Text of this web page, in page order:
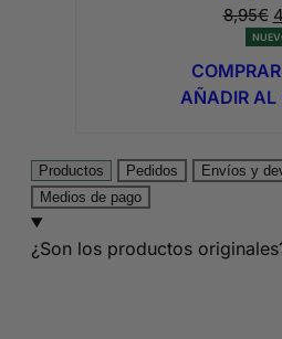
8,95€
AÑADIR AL
Productos Pedidos
Envíos y
Medios de pago
¿Son los productos